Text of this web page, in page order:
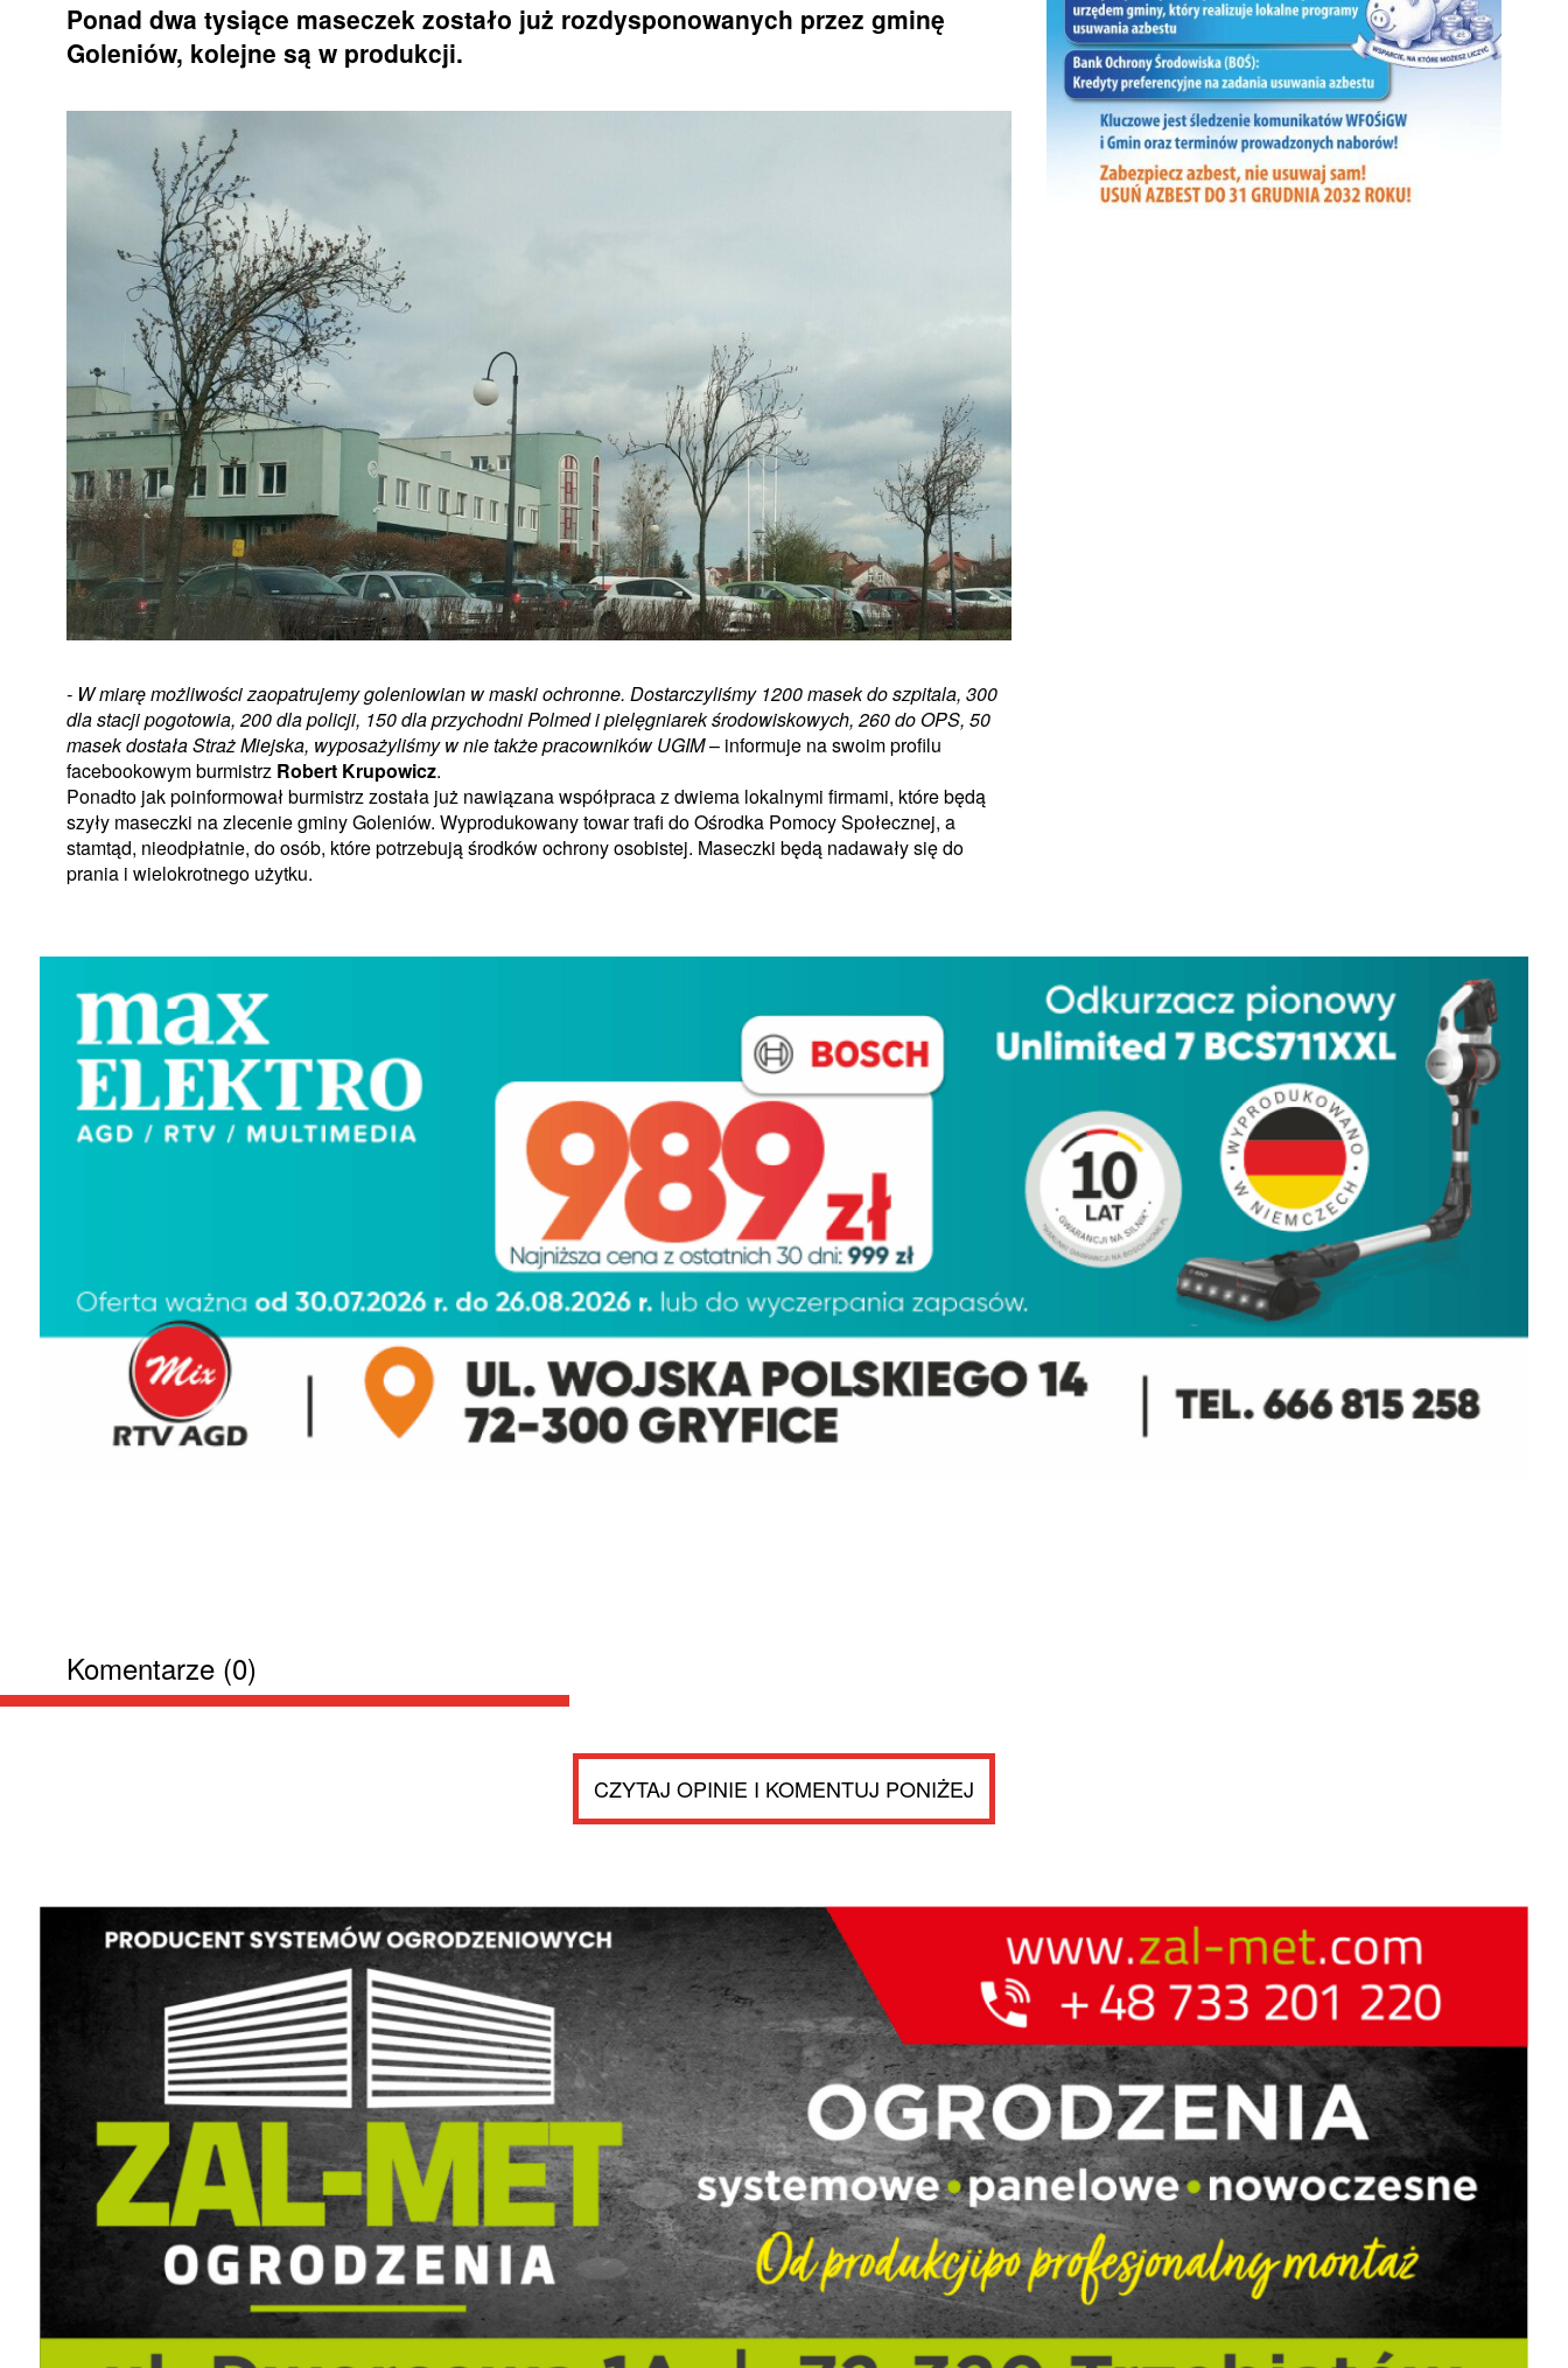
Ponad dwa tysiące maseczek zostało już rozdysponowanych przez gminę
Goleniów, kolejne są w produkcji.
- W miarę możliwości zaopatrujemy goleniowian w maski ochronne. Dostarczyliśmy 1200 masek do szpitala, 300
dla stacji pogotowia, 200 dla policji, 150 dla przychodniPolmedi pielęgniarek środowiskowych, 260 doOPS, 50
masek dostała Straż Miejska, wyposażyliśmy w nie także pracownikówUGIM– informuje na swoim profilu
facebookowymburmistrz Robert Krupowicz.
Ponadto jakpoinformował burmistrz została już nawiązana współpraca z dwiema lokalnymi firmami, które będą
szyły maseczki na zlecenie gminy Goleniów. Wyprodukowany towar trafi do Ośrodka Pomocy Społecznej, a
stamtąd, nieodpłatnie, do osób, które potrzebują środków ochrony osobistej. Maseczki będą nadawały się do
prania i wielokrotnego użytku.
Komentarze (0)
CZYTAJ OPINIE I KOMENTUJ PONIŻEJ